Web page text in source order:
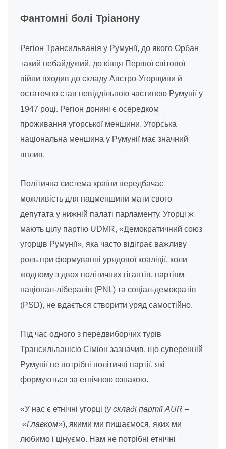
Фантомні болі Тріанону
Регіон Трансильванія у Румунії, до якого Орбан
такий небайдужий, до кінця Першої світової
війни входив до складу Австро-Угорщини й
остаточно став невіддільною частиною Румунії у
1947 році. Регіон донині є осередком
проживання угорської меншини. Угорська
національна меншина у Румунії має значний
вплив.
Політична система країни передбачає
можливість для нацменшини мати свого
депутата у нижній палаті парламенту. Угорці ж
мають цілу партію UDMR, «Демократичний союз
угорців Румунії», яка часто відіграє важливу
роль при формуванні урядової коаліції, коли
жодному з двох політичних гігантів, партіям
націонал-лібералів (PNL) та соціал-демократів
(PSD), не вдається створити уряд самостійно.
Під час одного з передвиборчих турів
Трансильванією Сіміон зазначив, що суверенній
Румунії не потрібні політичні партії, які
формуються за етнічною ознакою.
«У нас є етнічні угорці (у складі партії AUR –
«Главком»), якими ми пишаємося, яких ми
любимо і цінуємо. Нам не потрібні етнічні